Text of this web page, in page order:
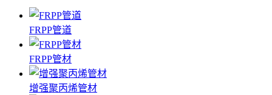
FRPP管道
FRPP管材
增强聚丙烯管材